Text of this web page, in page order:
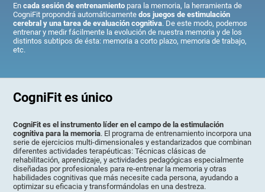
Encada sesión de entrenamiento para la memoria, la herramienta de
CogniFit propondrá automáticamentedos juegos de estimulación
cerebral y una tarea de evaluación cognitiva. De este modo, podemos
entrenar y medir fácilmente la evolución de nuestra memoria y de los
distintos subtipos de ésta: memoria a corto plazo, memoria de trabajo,
etc.
CogniFit es único
CogniFit es el instrumento líder en el campo de la estimulación
cognitiva para la memoria. El programa de entrenamiento incorpora una
serie de ejercicios multi-dimensionales y estandarizados que combinan
diferentes actividades terapéuticas: Técnicas clásicas de
rehabilitación, aprendizaje, y actividades pedagógicas especialmente
diseñadas por profesionales para re-entrenar la memoria y otras
habilidades cognitivas que más necesite cada persona, ayudando a
optimizar su eficacia y transformándolas en una destreza.